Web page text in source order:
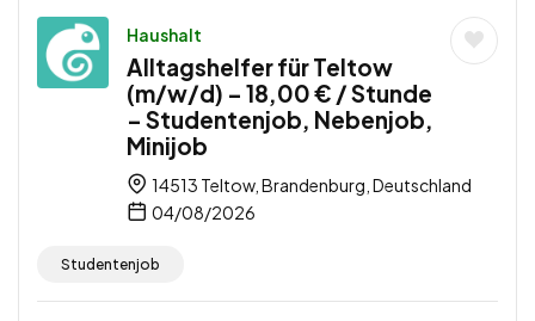
Haushalt
Alltagshelfer für Teltow
(m/w/d) – 18,00 € / Stunde
– Studentenjob, Nebenjob,
Minijob
14513 Teltow, Brandenburg, Deutschland
04/08/2026
Studentenjob